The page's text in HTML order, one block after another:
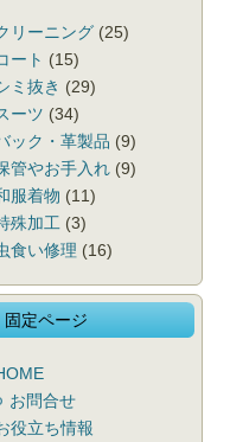
リーニング (25)
ート (15)
ミ抜き (29)
ーツ (34)
ック・革製品 (9)
管やお手入れ (9)
服着物 (11)
殊加工 (3)
食い修理 (16)
固定ページ
お問合せ
役立ち情報